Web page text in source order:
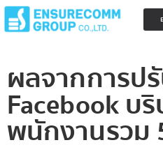
ผลจากการป
Facebook บ
พนักงานรวม